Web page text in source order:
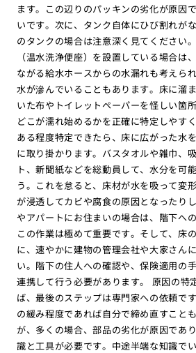
ます。この辺りのパッキンの劣化が原因
いです。次に、タンク自体にひび割れが
のタンクの場合は注意深く見てください
（温水洗浄便座）を設置している場合は
ながる給水ホースからの水漏れも考えら
水が滲んでいることもあります。床に溜
いた布やトイレットペーパーを怪しい箇
どこが濡れ始めるかを正確に特定しやす
ある程度特定できたら、床に広がった水
に取り掛かります。バスタオルや雑巾、
ト、新聞紙などを総動員して、水分を可
う。これを怠ると、床材が水を吸って変
が浸透してカビや腐食の原因となったり
やアパートにお住まいの場合は、階下へ
この作業は極めて重要です。そして、床
に、速やかに建物の管理会社や大家さん
い。階下の住人への確認や、保険適用の
連携して行う必要があります。 原因の特
ば、最後のステップは専門家への依頼で
の緩み程度であれば自分で締め直すこと
が、多くの場合、部品の劣化が原因であ
識と工具が必要です。中途半端な知識で